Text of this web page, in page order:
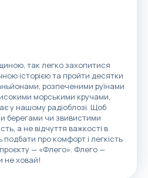
так легко захопитися
історією та пройти десятки
розпеченими руїнами
морськими кручами,
у нашому радіоблозі. Щоб
берегами чи звивистими
а не відчуття важкості в
подбати про комфорт і легкість
— «Флего». Флего —
не ховай!